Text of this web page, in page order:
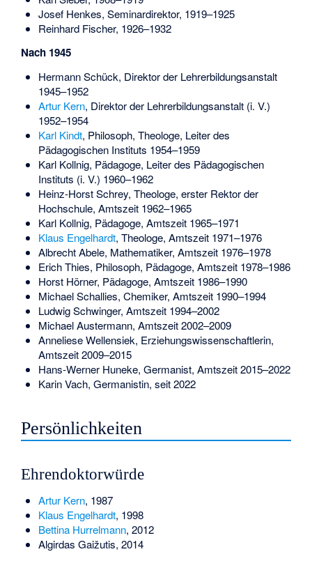
Josef Henkes, Seminardirektor, 1919–1925
Reinhard Fischer, 1926–1932
Nach 1945
Hermann Schück, Direktor der Lehrerbildungsanstalt
1945–1952
Artur Kern, Direktor der Lehrerbildungsanstalt (i. V.)
1952–1954
Karl Kindt, Philosoph, Theologe, Leiter des
Pädagogischen Instituts 1954–1959
Karl Kollnig, Pädagoge, Leiter des Pädagogischen
Instituts (i. V.) 1960–1962
Heinz-Horst Schrey, Theologe, erster Rektor der
Hochschule, Amtszeit 1962–1965
Karl Kollnig, Pädagoge, Amtszeit 1965–1971
Klaus Engelhardt, Theologe, Amtszeit 1971–1976
Albrecht Abele, Mathematiker, Amtszeit 1976–1978
Erich Thies, Philosoph, Pädagoge, Amtszeit 1978–1986
Horst Hörner, Pädagoge, Amtszeit 1986–1990
Michael Schallies, Chemiker, Amtszeit 1990–1994
Ludwig Schwinger, Amtszeit 1994–2002
Michael Austermann, Amtszeit 2002–2009
Anneliese Wellensiek, Erziehungswissenschaftlerin,
Amtszeit 2009–2015
Hans-Werner Huneke, Germanist, Amtszeit 2015–2022
Karin Vach, Germanistin, seit 2022
Persönlichkeiten
Ehrendoktorwürde
Artur Kern, 1987
Klaus Engelhardt, 1998
Bettina Hurrelmann, 2012
Algirdas Gaižutis, 2014